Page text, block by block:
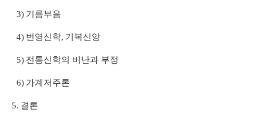
3) 기름부음
4) 번영신학, 기복신앙
5) 전통신학의 비난과 부정
6) 가계저주론
5. 결론